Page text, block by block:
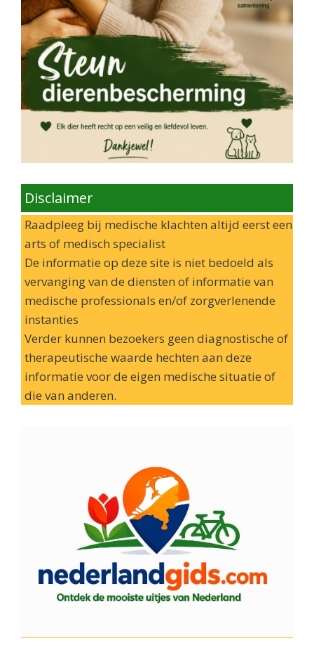
Disclaimer
Raadpleeg bij medische klachten altijd eerst een
arts of medisch specialist
De informatie op deze site is niet bedoeld als
vervanging van de diensten of informatie van
medische professionals en/of zorgverlenende
instanties
Verder kunnen bezoekers geen diagnostische of
therapeutische waarde hechten aan deze
informatie voor de eigen medische situatie of
die van anderen.